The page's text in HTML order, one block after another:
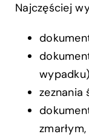
Najczęściej
zeznania
zmarłym,